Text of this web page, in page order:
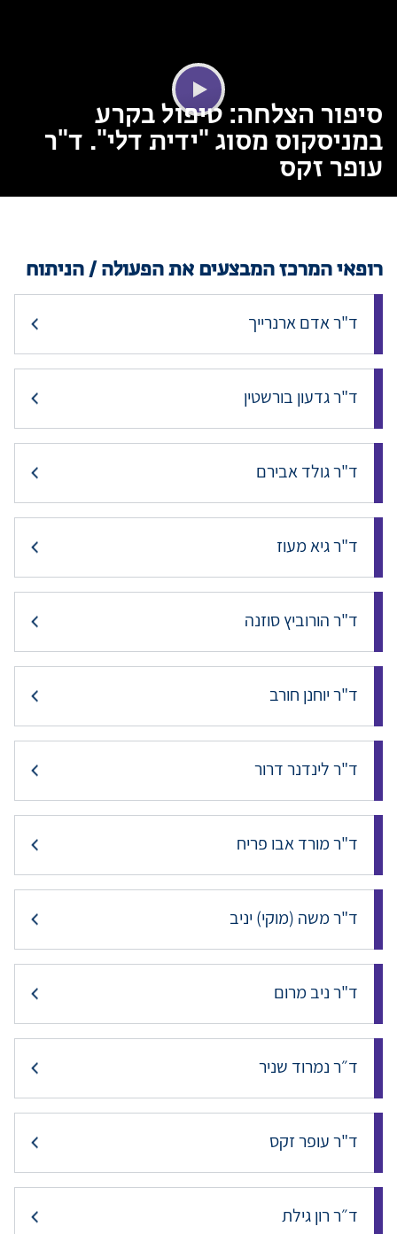
סיפור הצלחה: טיפול בקרע
במניסקוס מסוג "ידית דלי". ד"ר
עופר זקס
רופאי המרכז המבצעים את הפעולה / הניתוח
ד"ר אדם ארנרייך
ד"ר גדעון בורשטין
ד"ר גולד אבירם
ד"ר גיא מעוז
ד"ר הורוביץ סוזנה
ד"ר יוחנן חורב
ד"ר לינדנר דרור
ד"ר מורד אבו פריח
ד"ר משה (מוקי) יניב
ד"ר ניב מרום
ד״ר נמרוד שניר
ד"ר עופר זקס
ד״ר רון גילת